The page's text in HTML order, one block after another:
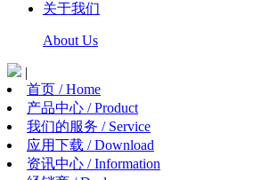
关于我们
About Us
|
首页 / Home
产品中心 / Product
我们的服务 / Service
应用下载 / Download
资讯中心 / Information